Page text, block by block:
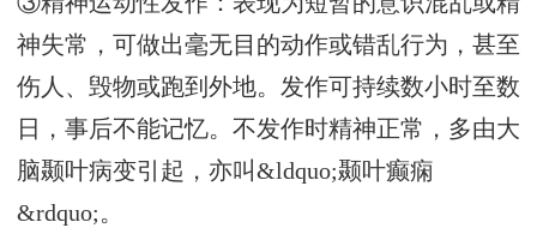
神失常，可做出毫无目的动作或错乱行为，甚至
伤人、毁物或跑到外地。发作可持续数小时至数
日，事后不能记忆。不发作时精神正常，多由大
脑颞叶病变引起，亦叫&ldquo;颞叶癫痫
&rdquo;。